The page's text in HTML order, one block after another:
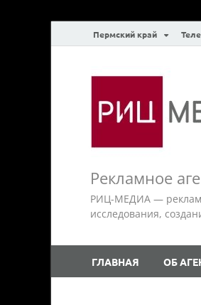
Пермский край
Рекламное
РИЦ-МЕДИА —
исследования,
ГЛАВНАЯ ОБ